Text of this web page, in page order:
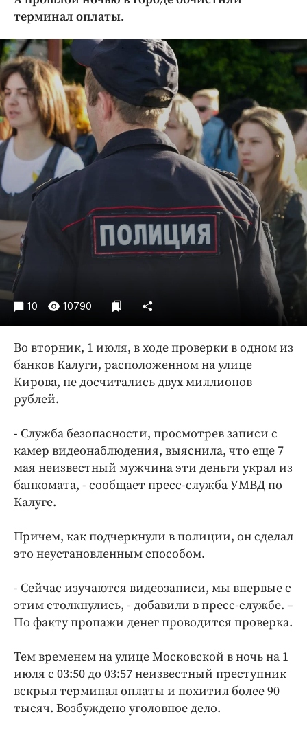
Недвижимость и ЖКХ
Образование
Общество
Погода
Праздники
Происшествия
Спорт
Экономика и бизнес
ПРОЕКТЫ
Интересное чтиво
Бренд года
Работодатель года
терминал оплаты.
10 10790
Во вторник, 1 июля, в ходе проверки в одном из
банков Калуги, расположенном на улице
Кирова, не досчитались двух миллионов
рублей.
- Служба безопасности, просмотрев записи с
камер видеонаблюдения, выяснила, что еще 7
мая неизвестный мужчина эти деньги украл из
банкомата, - сообщает пресс-служба УМВД по
Калуге.
Причем, как подчеркнули в полиции, он сделал
это неустановленным способом.
- Сейчас изучаются видеозаписи, мы впервые с
этим столкнулись, - добавили в пресс-службе. –
По факту пропажи денег проводится проверка.
Тем временем на улице Московской в ночь на 1
июля с 03:50 до 03:57 неизвестный преступник
вскрыл терминал оплаты и похитил более 90
тысяч. Возбуждено уголовное дело.